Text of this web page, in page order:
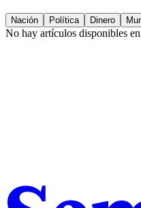
Nación Política Dinero
No hay artículos disponibles